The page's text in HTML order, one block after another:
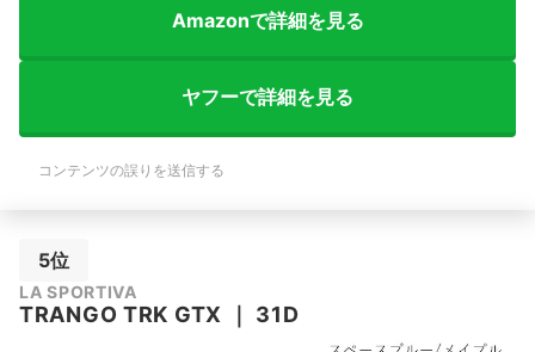
Amazonで詳細を見る
ヤフーで詳細を見る
コンテンツの誤りを送信する
5位
LA SPORTIVA
TRANGO TRK GTX 31D